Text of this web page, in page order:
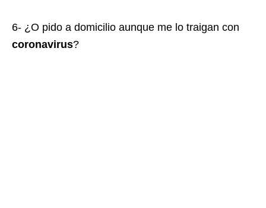
6- ¿O pido a domicilio aunque me lo traigan con
coronavirus?